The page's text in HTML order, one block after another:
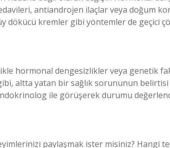
antiandrojen ilaçlar veya doğum
dökücü kremler gibi yöntemler de geçici
hormonal dengesizlikler veya genetik
altta yatan bir sağlık sorununun belirtisi
ile görüşerek durumu
paylaşmak ister misiniz? Hangi